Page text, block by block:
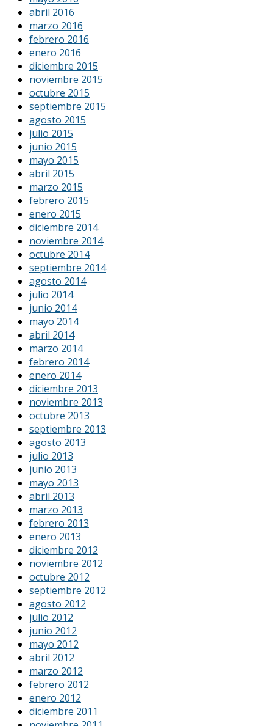
abril 2016
marzo 2016
febrero 2016
enero 2016
diciembre 2015
noviembre 2015
octubre 2015
septiembre 2015
agosto 2015
julio 2015
junio 2015
mayo 2015
abril 2015
marzo 2015
febrero 2015
enero 2015
diciembre 2014
noviembre 2014
octubre 2014
septiembre 2014
agosto 2014
julio 2014
junio 2014
mayo 2014
abril 2014
marzo 2014
febrero 2014
enero 2014
diciembre 2013
noviembre 2013
octubre 2013
septiembre 2013
agosto 2013
julio 2013
junio 2013
mayo 2013
abril 2013
marzo 2013
febrero 2013
enero 2013
diciembre 2012
noviembre 2012
octubre 2012
septiembre 2012
agosto 2012
julio 2012
junio 2012
mayo 2012
abril 2012
marzo 2012
febrero 2012
enero 2012
diciembre 2011